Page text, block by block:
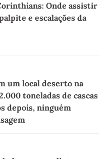
Onde assistir
e escalações da
um local deserto na
toneladas de cascas
depois, ninguém